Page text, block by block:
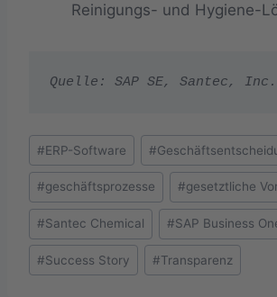
Reinigungs- und Hygiene-
Quelle: SAP SE, Santec, Inc.
Schlagworte:
#ERP-Software #
#geschäftsprozesse #gesetztliche
#Santec Chemical #SAP Business
#Success Story #Transparenz